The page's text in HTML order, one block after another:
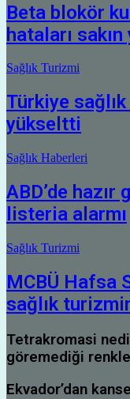
Beta blokör
hataları sakın
Sağlık Turizmi
Türkiye
yükseltti
Sağlık Haberleri
ABD’de hazır
listeria alarmı
Sağlık Turizmi
MCBÜ Hafsa
sağlık
Tetrakromasi
göremediği
Ekvador’dan